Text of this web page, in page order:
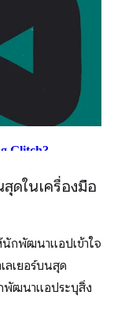
ดในเครื่องมือ
นักพัฒนาแอปเข้าใจ
ลเยอร์บนสุด
พัฒนาแอประบุสิ่ง